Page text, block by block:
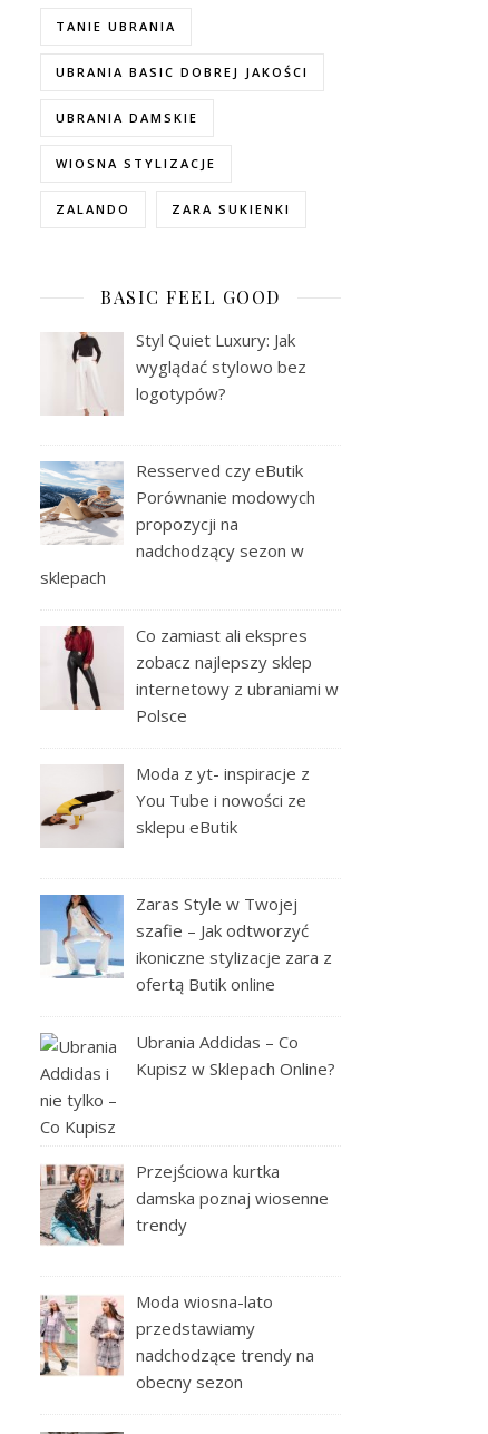
TANIE UBRANIA
UBRANIA BASIC DOBREJ JAKOŚCI
UBRANIA DAMSKIE
WIOSNA STYLIZACJE
ZALANDO ZARA SUKIENKI
BASIC FEEL GOOD
Styl Quiet Luxury: Jak
wyglądać stylowo bez
logotypów?
Resserved czy eButik
Porównanie modowych
propozycji na
nadchodzący sezon w
sklepach
Co zamiast ali ekspres
zobacz najlepszy sklep
internetowy z ubraniami w
Polsce
Moda z yt- inspiracje z
You Tube i nowości ze
sklepu eButik
Zaras Style w Twojej
szafie – Jak odtworzyć
ikoniczne stylizacje zara z
ofertą Butik online
Ubrania Addidas – Co
Kupisz w Sklepach Online?
Przejściowa kurtka
damska poznaj wiosenne
trendy
Moda wiosna-lato
przedstawiamy
nadchodzące trendy na
obecny sezon